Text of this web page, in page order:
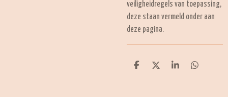
veiligheidregels van toepassing,
deze staan vermeld onder aan
deze pagina.
D
D
S
D